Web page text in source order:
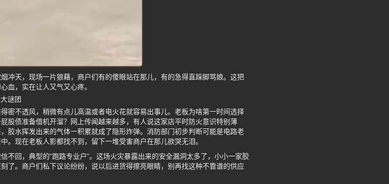
冲天，现场一片狼藉，商户们有的傻眼站在那儿，有的急得直跺脚骂娘。这把
血，实在让人又气又心疼。
谜团
密不透风，稍微有点儿高温或者电火花就容易出事儿。老板为啥第一时间选择
股债准备借机开溜？网上传闻越来越多，有人说这家店平时防火意识特别薄
胶水挥发出来的气体一积累就成了隐形炸弹。消防部门初步判断可能是电路老
。现在老板人影都找不到，留下一堆受害商户在那儿欲哭无泪。
不回，典型的“跑路专业户”。这场火灾暴露出来的安全漏洞太多了，小小一家胶
了。商户们私下议论纷纷，说以后进货得擦亮眼睛，别再找这种不靠谱的供应